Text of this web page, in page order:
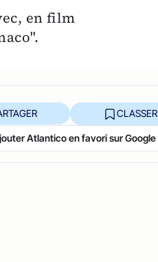
en film
CLASSER
Atlantico en favori sur Google